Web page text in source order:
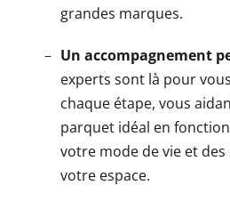
grandes marques.
Un accompagnement
experts sont là pour
chaque étape, vous
parquet idéal en
votre mode de vie et des
votre espace.